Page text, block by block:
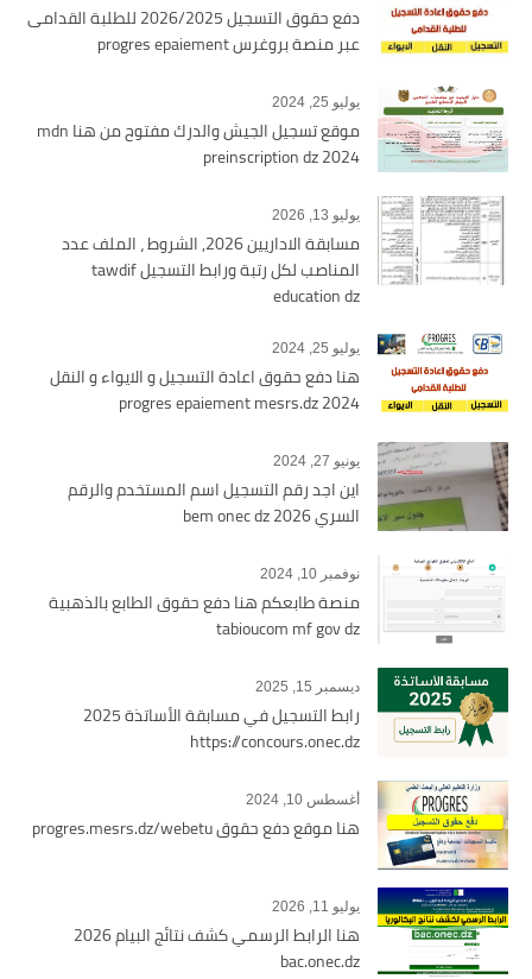
دفع حقوق التسجيل 2026/2025 للطلبة القدامى
عبر منصة بروغرس progres epaiement
يوليو 25, 2024
موقع تسجيل الجيش والدرك مفتوح من هنا mdn
preinscription dz 2024
يوليو 13, 2026
مسابقة الاداريين 2026, الشروط ، الملف عدد
المناصب لكل رتبة ورابط التسجيل tawdif
education dz
يوليو 25, 2024
هنا دفع حقوق اعادة التسجيل و الايواء و النقل
2024 progres epaiement mesrs.dz
يونيو 27, 2024
اين اجد رقم التسجيل اسم المستخدم والرقم
السري bem onec dz 2026
نوفمبر 10, 2024
منصة طابعكم هنا دفع حقوق الطابع بالذهبية
tabioucom mf gov dz
ديسمبر 15, 2025
رابط التسجيل في مسابقة الأساتذة 2025
https://concours.onec.dz
أغسطس 10, 2024
هنا موقع دفع حقوق progres.mesrs.dz/webetu
يوليو 11, 2026
هنا الرابط الرسمي كشف نتائج البيام 2026
bac.onec.dz